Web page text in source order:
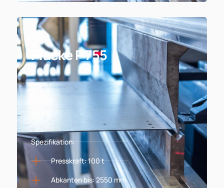
Placke P 755
Spezifikation:
Presskraft: 100 t
Abkanten bis: 2550 mm